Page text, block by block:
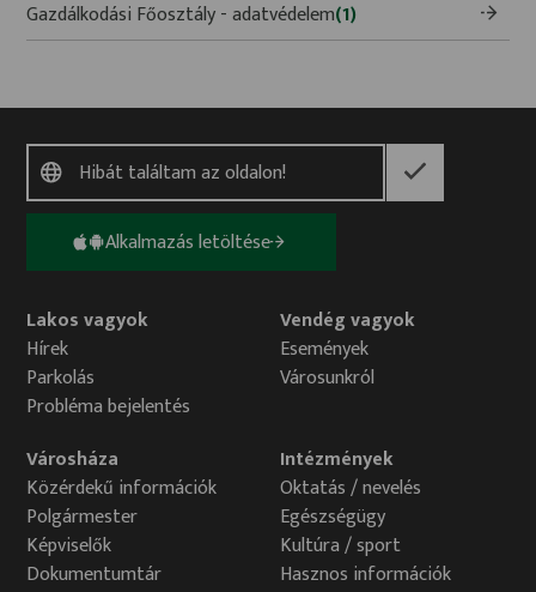
Gazdálkodási Főosztály - adatvédelem(1)
Alkalmazás letöltése
Lakos vagyok
Hírek
Parkolás
Probléma bejelentés
Vendég vagyok
Események
Városunkról
Városháza
Közérdekű információk
Polgármester
Képviselők
Dokumentumtár
Intézmények
Oktatás / nevelés
Egészségügy
Kultúra / sport
Hasznos információk